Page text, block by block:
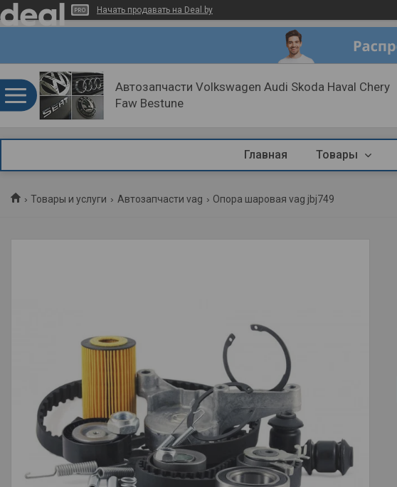
Начать продавать на Deal.by
Автозапчасти Volkswagen Audi Skoda Haval Chery
Faw Bestune
Главная Товары
Товары и услуги Автозапчасти vag Опора шаровая vag jbj749